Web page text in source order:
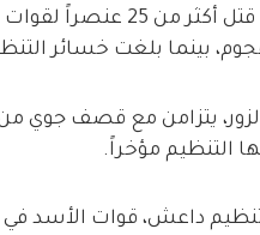
واسفر هجوم داعش عن
بلغت خسائر التنظيم ما
يتزامن مع قصف جوي
التنظيم مؤخراً.
داعش، قوات الأسد في